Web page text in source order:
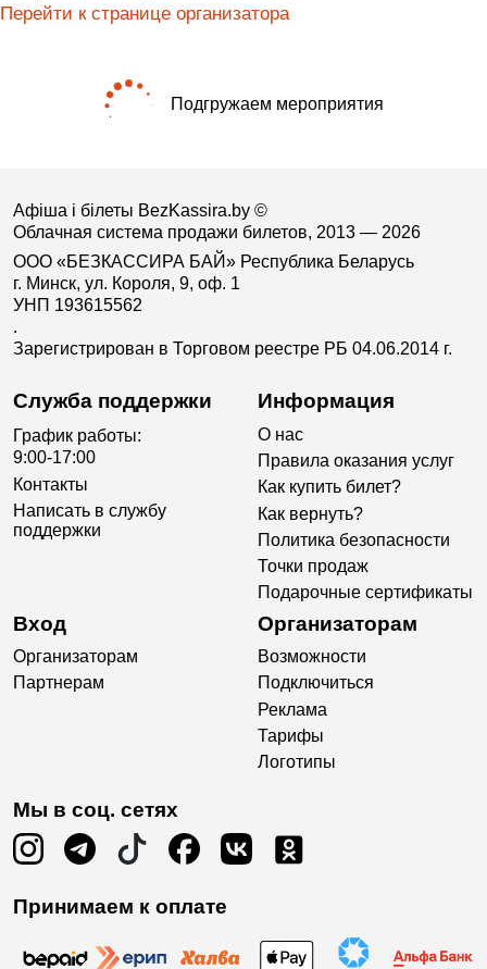
Перейти к странице организатора
Подгружаем мероприятия
Афіша і білеты BezKassira.by ©
Облачная система продажи билетов, 2013 — 2026
ООО «БЕЗКАССИРА БАЙ» Республика Беларусь
г. Минск, ул. Короля, 9, оф. 1
УНП 193615562
.
Зарегистрирован в Торговом реестре РБ 04.06.2014 г.
Служба поддержки
График работы:
9:00-17:00
Контакты
Написать в службу
поддержки
Информация
О нас
Правила оказания услуг
Как купить билет?
Как вернуть?
Политика безопасности
Точки продаж
Подарочные сертификаты
Вход
Организаторам
Партнерам
Организаторам
Возможности
Подключиться
Реклама
Тарифы
Логотипы
Мы в соц. сетях
Принимаем к оплате